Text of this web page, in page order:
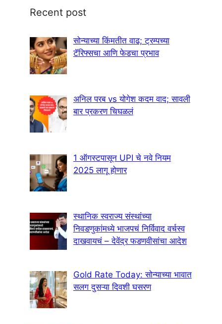
Recent post
सोन्याच्या किंमतीत वाढ; ट्रम्पच्या
टॅरिफ्सचा आणि फेडचा प्रभाव
अनिल परब vs योगेश कदम वाद; सावली
बार प्रकरण चिघळलं
1 ऑगस्टपासून UPI चे नवे नियम
2025 लागू होणार
स्थानिक स्वराज्य संस्थांच्या
निवडणुकांमध्ये भाजपचं निर्विवाद वर्चस्व
दाखवायचं – देवेंद्र फडणवीसांचा आदेश
Gold Rate Today: सोन्याच्या भावात
सलग दुसऱ्या दिवशी घसरण